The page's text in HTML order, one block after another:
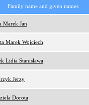
Family name and given names
Marek Jan
Marek Wojciech
Lidia Stanisława
Jerzy
Dorota